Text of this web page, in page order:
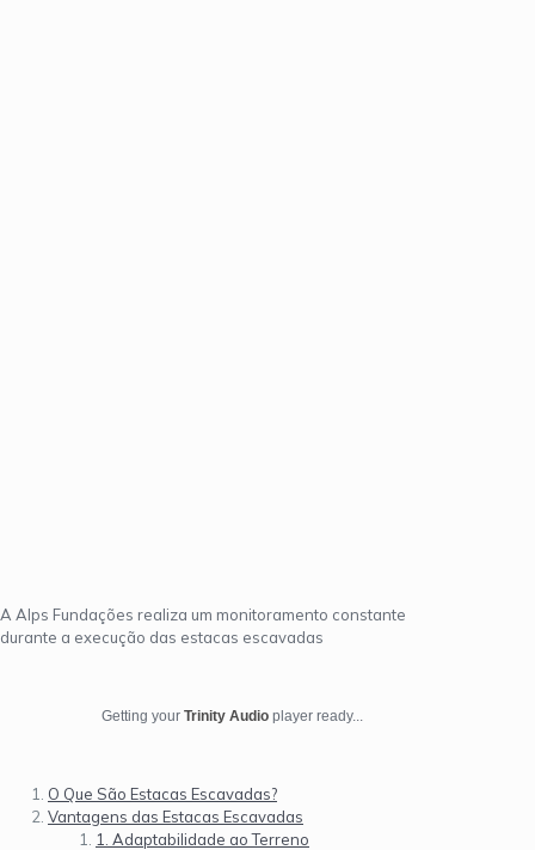
A Alps Fundações realiza um monitoramento constante
durante a execução das estacas escavadas
Getting your Trinity Audio player ready...
O Que São Estacas Escavadas?
Vantagens das Estacas Escavadas
1. Adaptabilidade ao Terreno